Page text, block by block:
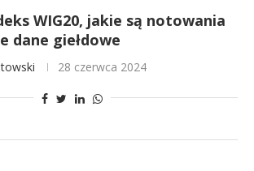
WIG20, jakie są notowania
dane giełdowe
28 czerwca 2024